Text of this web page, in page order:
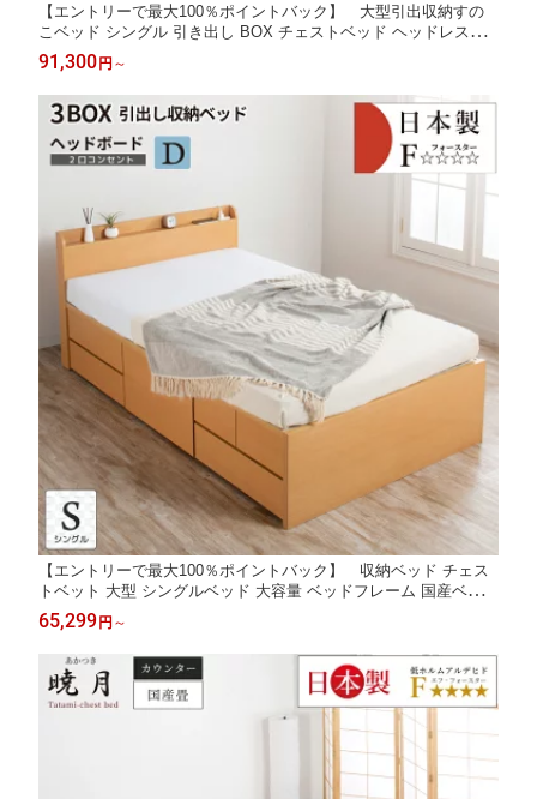
【エントリーで最大100％ポイントバック】 大型引出収納すの
こベッド シングル 引き出し BOX チェストベッド ヘッドレスベ
ッド 日本製 スライドレール 引出しレール 大容量 収納ベッド シ
ングルベッド 本体ベッドフレーム OHS ヘッドレス #22
91,300円 ～
【エントリーで最大100％ポイントバック】 収納ベッド チェス
トベット 大型 シングルベッド 大容量 ベッドフレーム 国産ベッド
大容量収納 日本製 薄型カウンター コンセント スライドレール #
16 新型3BOX ヘッドボードD
65,299円 ～